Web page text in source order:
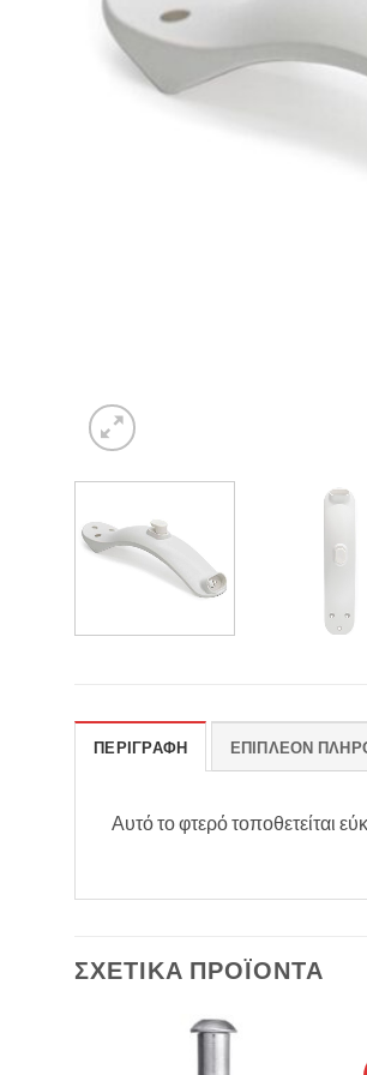
ΠΕΡΙΓΡΑΦΉ ΕΠΙΠΛΈΟΝ
Αυτό το φτερό τοποθετείται
ΣΧΕΤΙΚΆ ΠΡΟΪΌΝΤΑ